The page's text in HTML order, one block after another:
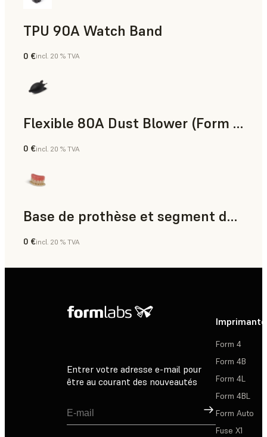
TPU 90A Watch Band
Poudre SLS
0 €incl. 20 % TVA
Flexible 80A Dust Blower (Form 4)
0 €incl. 20 % TVA
Base de prothèse et segment dentaire
Dentaire
0 €incl. 20 % TVA
Entrer votre adresse e-mail pour
être au courant des nouveautés
Inscription
Form 4
Form 4B
Form 4L
Form 4BL
Form Auto
Fuse X1